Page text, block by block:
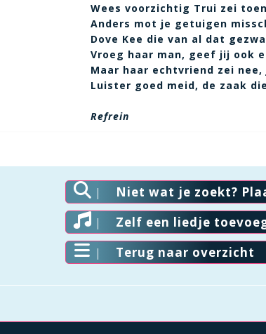
Wees voorzichtig Trui zei
Anders mot je getuigen
Dove Kee die van al dat
Vroeg haar man, geef jij ook
Maar haar echtvriend zei
Luister goed meid, de zaak
Refrein
Niet wat je zoekt?
Zelf een liedje
Terug naar overzicht